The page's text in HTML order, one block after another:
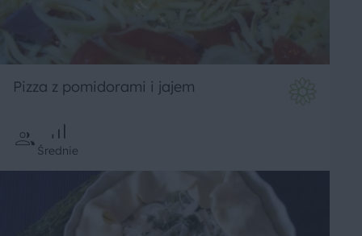
Pizza z pomidorami i jajem
Średnie